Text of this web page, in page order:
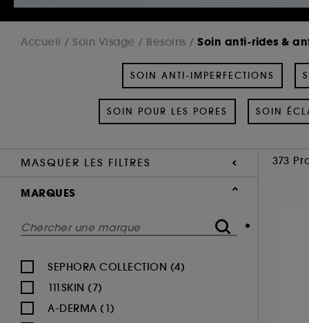
Accueil Soin Visage Besoins Soin anti-rides &
SOIN ANTI-IMPERFECTIONS
SOIN POUR LES PORES SOIN
MASQUER LES FILTRES 373
MARQUES
SEPHORA COLLECTION (4)
111SKIN (7)
A-DERMA (1)